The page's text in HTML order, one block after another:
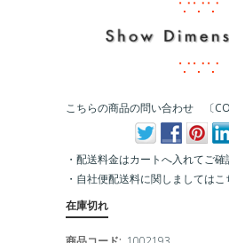
こちらの商品の問い合わせ 〔
・配送料金はカートへ入れてご確
・ 自社便配送料に関しましてはこ
在庫切れ